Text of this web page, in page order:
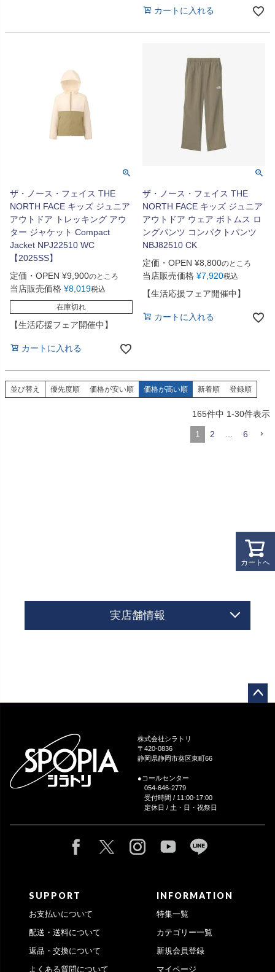
カートに入れる
ザ・ノース・フェイス THE
NORTH FACE キッズ ジュニア
アウトドア トレッキング アウ
ター ジャケット Compact
Jacket NPJ22510 WC
【2025SS】
定価・OPEN ¥9,900のところ
当店販売価格 ¥8,019税込
在庫切れ
【生活応援フェア開催中】
カートに入れる
ザ・ノース・フェイス THE
NORTH FACE キッズ ジュニア
アウトドア ウェア ボトムス ロ
ングパンツ コンパクトパンツ
NBJ82510 CK
定価・OPEN ¥8,800のところ
当店販売価格 ¥7,920税込
【生活応援フェア開催中】
カートに入れる
並び替え 優先度順 価格が安い順 価格が高い順 新着順 登録順
165件中 1-30件表示
1 2 6
カートへ
実店舗情報
株式会社シラトリ
〒420-0836
静岡県静岡市葵区東町66
●コールセンター
054-646-2779
受付時間 / 11:00-17:00
定休日 / 土・日・祝祭日
SUPPORT
お支払いについて
配送・送料について
返品・交換について
よくある質問について
INFORMATION
特集一覧
カテゴリー一覧
新規会員登録
マイページ